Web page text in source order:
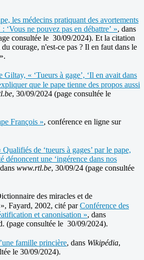
les médecins pratiquant des avortements
: ‘Vous ne pouvez pas en débattre’ », dans
consultée le 30/09/2024). Et la citation
courage, n'est-ce pas ? Il en faut dans le
« ‘Tueurs à gage’, ‘Il en avait dans
que le pape tienne des propos aussi
, 30/09/2024 (page consultée le
François », conférence en ligne sur
de ‘tueurs à gages’ par le pape,
dénoncent une ‘ingérence dans nos
www.rtl.be, 30/09/24 (page consultée
des miracles et de
Fayard, 2002, cité parConférence des
et canonisation », dans
(page consultée le 30/09/2024).
famille princière, dans Wikipédia,
le 30/09/2024).